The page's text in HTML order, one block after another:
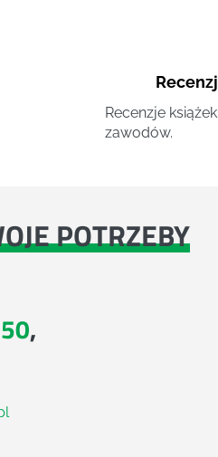
Recenzje
zawodów.
POTRZEBY
,